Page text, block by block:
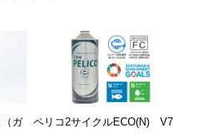
ガ
ペリコ2サイクルECO(N) V7